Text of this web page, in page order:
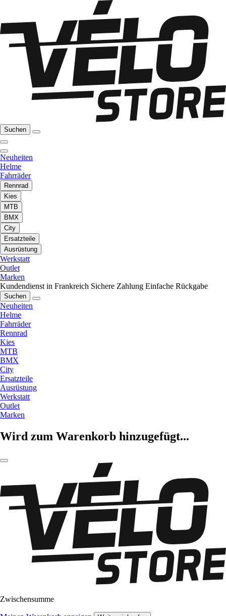
Suchen
Neuheiten
Helme
Fahrräder
Rennrad
Kies
MTB
BMX
City
Ersatzteile
Ausrüstung
Werkstatt
Outlet
Marken
Kundendienst in Frankreich Sichere Zahlung Einfache Rückgabe
Suchen
Neuheiten
Helme
Fahrräder
Rennrad
Kies
MTB
BMX
City
Ersatzteile
Ausrüstung
Werkstatt
Outlet
Marken
Wird zum Warenkorb hinzugefügt...
Zwischensumme